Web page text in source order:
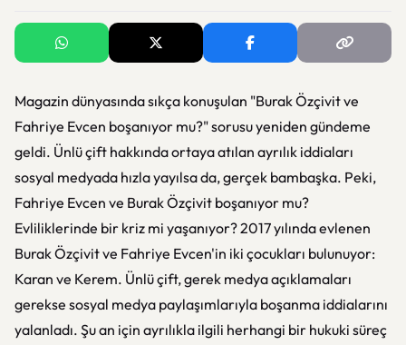
Magazin dünyasında sıkça konuşulan "Burak Özçivit ve
Fahriye Evcen boşanıyor mu?" sorusu yeniden gündeme
geldi. Ünlü çift hakkında ortaya atılan ayrılık iddiaları
sosyal medyada hızla yayılsa da, gerçek bambaşka. Peki,
Fahriye Evcen ve Burak Özçivit boşanıyor mu?
Evliliklerinde bir kriz mi yaşanıyor? 2017 yılında evlenen
Burak Özçivit ve Fahriye Evcen'in iki çocukları bulunuyor:
Karan ve Kerem. Ünlü çift, gerek medya açıklamaları
gerekse sosyal medya paylaşımlarıyla boşanma iddialarını
yalanladı. Şu an için ayrılıkla ilgili herhangi bir hukuki süreç